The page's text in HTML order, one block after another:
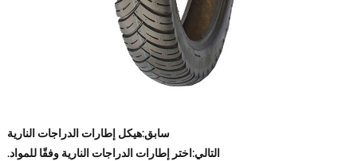
سابق:هيكل إطارات الدراجات النارية
التالي: اختر إطارات الدراجات النارية وفقًا للمواد.